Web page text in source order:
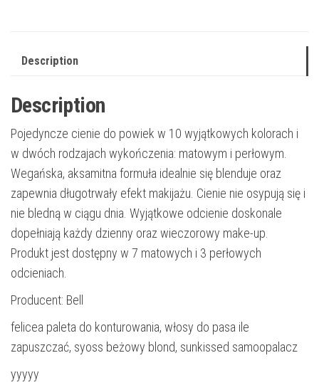
Description
Description
Pojedyncze cienie do powiek w 10 wyjątkowych kolorach i
w dwóch rodzajach wykończenia: matowym i perłowym.
Wegańska, aksamitna formuła idealnie się blenduje oraz
zapewnia długotrwały efekt makijażu. Cienie nie osypują się i
nie bledną w ciągu dnia. Wyjątkowe odcienie doskonale
dopełniają każdy dzienny oraz wieczorowy make-up.
Produkt jest dostępny w 7 matowych i 3 perłowych
odcieniach.
Producent: Bell
felicea paleta do konturowania, włosy do pasa ile
zapuszczać, syoss beżowy blond, sunkissed samoopalacz
yyyyy